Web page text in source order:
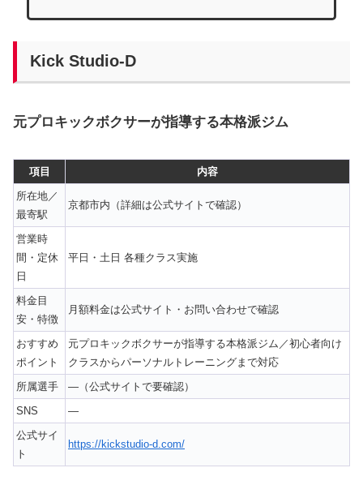
Kick Studio-D
元プロキックボクサーが指導する本格派ジム
項目
内容
所在地／
最寄駅
京都市内（詳細は公式サイトで確認）
営業時
間・定休
日
平日・土日 各種クラス実施
料金目
安・特徴
月額料金は公式サイト・お問い合わせで確認
おすすめ
ポイント
元プロキックボクサーが指導する本格派ジム／初心者向け
クラスからパーソナルトレーニングまで対応
所属選手
—（公式サイトで要確認）
SNS
—
公式サイ
ト
https://kickstudio-d.com/